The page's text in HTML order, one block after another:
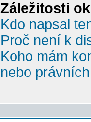
Záležitosti
Kdo napsal
Proč není k
Koho mám
nebo